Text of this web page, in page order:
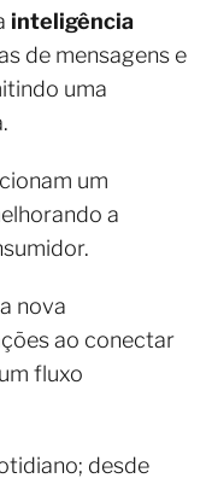
inteligência
de mensagens e
uma
um
a
nova
ao conectar
fluxo
desde